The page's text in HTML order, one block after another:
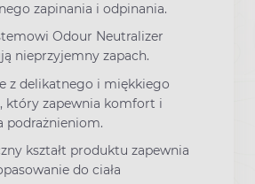
zapinania i odpinania.
Odour Neutralizer
nieprzyjemny zapach.
z delikatnego i miękkiego
który zapewnia komfort i
podrażnieniom.
kształt produktu zapewnia
do ciała